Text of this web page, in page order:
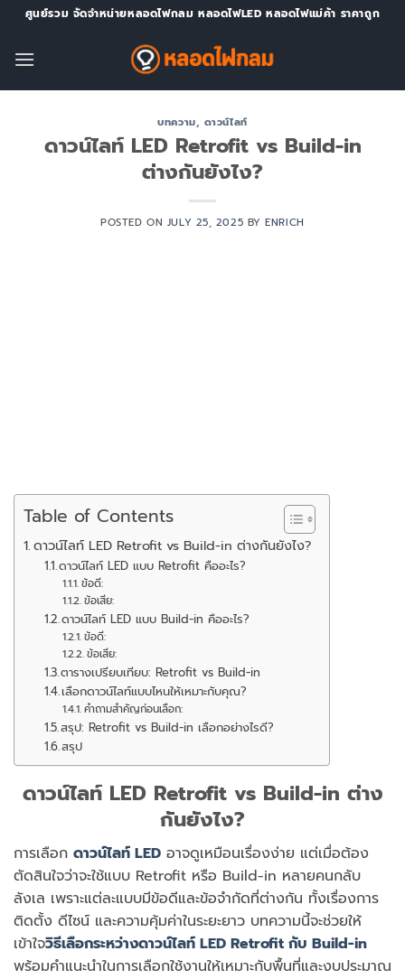
Skip
content
ศูนย์รวม จัดจำหน่ายหลอดไฟกลม หลอดไฟLED หลอดไฟแม่ค้า ราคาถูก
บทความ, ดาวน์ไลท์
ดาวน์ไลท์ LED Retrofit vs Build-in
ต่างกันยังไง?
POSTED ON JULY 25, 2025 BYENRICH
Table of Contents
ดาวน์ไลท์ LED Retrofit vs Build-in ต่างกันยังไง?
ดาวน์ไลท์ LED แบบ Retrofit คืออะไร?
ข้อดี:
ข้อเสีย:
ดาวน์ไลท์ LED แบบ Build-in คืออะไร?
ข้อดี:
ข้อเสีย:
ตารางเปรียบเทียบ: Retrofit vs Build-in
เลือกดาวน์ไลท์แบบไหนให้เหมาะกับคุณ?
คำถามสำคัญก่อนเลือก:
สรุป: Retrofit vs Build-in เลือกอย่างไรดี?
สรุป
ดาวน์ไลท์ LED Retrofit vs Build-in ต่าง
กันยังไง?
การเลือก ดาวน์ไลท์ LED อาจดูเหมือนเรื่องง่าย แต่เมื่อต้อง
ตัดสินใจว่าจะใช้แบบ Retrofit หรือ Build-in หลายคนกลับ
ลังเล เพราะแต่ละแบบมีข้อดีและข้อจำกัดที่ต่างกัน ทั้งเรื่องการ
ติดตั้ง ดีไซน์ และความคุ้มค่าในระยะยาว บทความนี้จะช่วยให้
เข้าใจวิธีเลือกระหว่างดาวน์ไลท์ LED Retrofit กับ Build-in
พร้อมคำแนะนำในการเลือกใช้งานให้เหมาะกับพื้นที่และงบประมาณ